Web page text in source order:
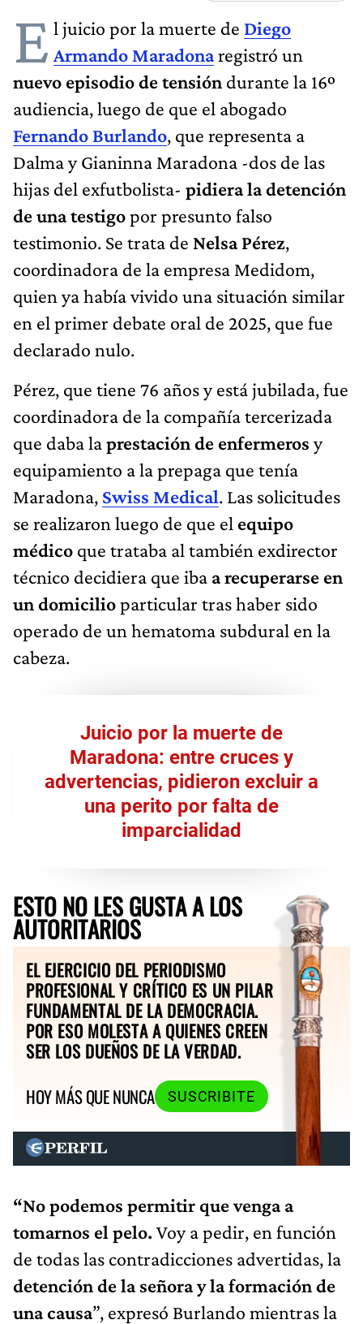
E l juicio por la muerte de Diego
Armando Maradonaregistró un
nuevo episodio de tensión durante la 16º
audiencia, luego de que el abogado
Fernando Burlando, que representa a
Dalma y Gianinna Maradona -dos de las
hijas del exfutbolista- pidiera la detención
de una testigopor presunto falso
testimonio. Se trata de Nelsa Pérez,
coordinadora de la empresa Medidom,
quien ya había vivido una situación similar
en el primer debate oral de 2025, que fue
declarado nulo.
Pérez, que tiene 76 años y está jubilada, fue
coordinadora de la compañía tercerizada
que daba laprestación de enfermeros y
equipamiento a la prepaga que tenía
Maradona, Swiss Medical. Las solicitudes
se realizaron luego de que el equipo
médico que trataba al también exdirector
técnico decidiera que iba a recuperarse en
un domicilioparticular tras haber sido
operado de un hematoma subdural en la
cabeza.
Juicio por la muerte de
Maradona: entre cruces y
advertencias, pidieron excluir a
una perito por falta de
imparcialidad
ESTO NO LES GUSTA A LOS
AUTORITARIOS
EL EJERCICIO DEL PERIODISMO
PROFESIONAL Y CRÍTICO ES UN PILAR
FUNDAMENTAL DE LA DEMOCRACIA.
POR ESO MOLESTA A QUIENES CREEN
SER LOS DUEÑOS DE LA VERDAD.
HOY MÁS QUE NUNCA
SUSCRIBITE
“No podemos permitir que venga a
tomarnos el pelo. Voy a pedir, en función
de todas las contradicciones advertidas, la
detención de la señora y la formación de
una causa”, expresó Burlando mientras la